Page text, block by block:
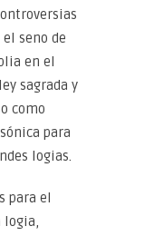
seno de
en el
sagrada y
como
para
logias.
para el
logia,